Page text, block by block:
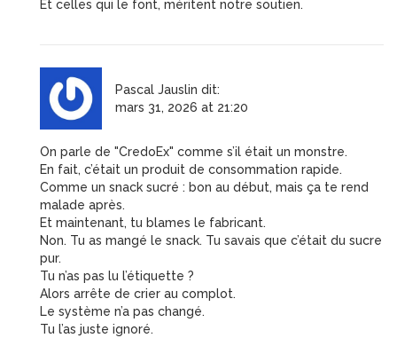
Et celles qui le font, méritent notre soutien.
Pascal Jauslin dit:
mars 31, 2026 at 21:20
On parle de "CredoEx" comme s’il était un monstre.
En fait, c’était un produit de consommation rapide.
Comme un snack sucré : bon au début, mais ça te rend
malade après.
Et maintenant, tu blames le fabricant.
Non. Tu as mangé le snack. Tu savais que c’était du sucre
pur.
Tu n’as pas lu l’étiquette ?
Alors arrête de crier au complot.
Le système n’a pas changé.
Tu l’as juste ignoré.